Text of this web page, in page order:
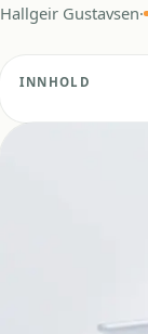
Hallgeir Gustavsen·
INNHOLD